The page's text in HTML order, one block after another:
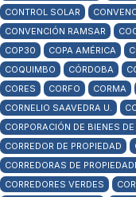
CONTROL SOLAR
CONVENCIÓN RAMSAR
COP30
COPA AMÉRICA
COQUIMBO
CÓRDOBA
CORES
CORFO CORMA
CORNELIO SAAVEDRA U.
CORPORACIÓN DE BIENES
CORREDOR DE PROPIEDAD
CORREDORAS DE
CORREDORES VERDES